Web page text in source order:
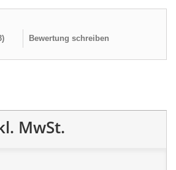
) Bewertung schreiben
MwSt.